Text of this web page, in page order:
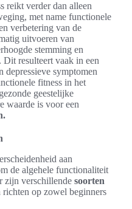
reikt verder dan alleen
met name functionele
verbetering van de
uitvoeren van
stemming en
Dit resulteert vaak in een
depressieve symptomen
fitness in het
geestelijke
waarde is voor een
aan
de algehele functionaliteit
zijn verschillende soorten
richten op zowel beginners